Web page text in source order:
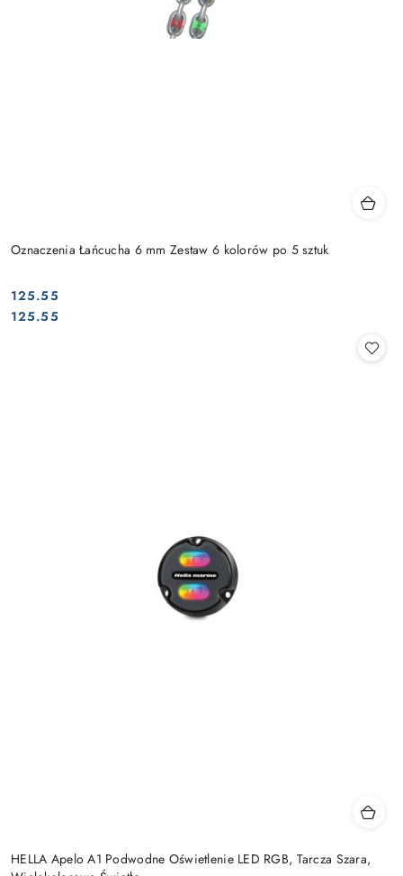
Oznaczenia Łańcucha 6 mm Zestaw 6 kolorów po 5 sztuk
Cena:
125.55
Cena:
125.55
HELLA Apelo A1 Podwodne Oświetlenie LED RGB, Tarcza Szara,